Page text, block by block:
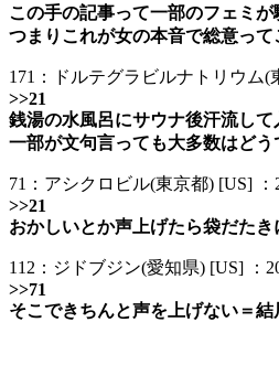
この手の記事って一部のフェミ
つまりこれが女の本音で総意って
171：ドルテグラビルナトリウム(
>>21
銭湯の水風呂にサウナ後汗流し
一部が文句言っても大多数はど
71：アシクロビル(東京都) [US] ：
>>21
おかしいとか声上げたら袋だたき
112：ジドブジン(愛知県) [US] ：
>>71
そこできちんと声を上げない＝